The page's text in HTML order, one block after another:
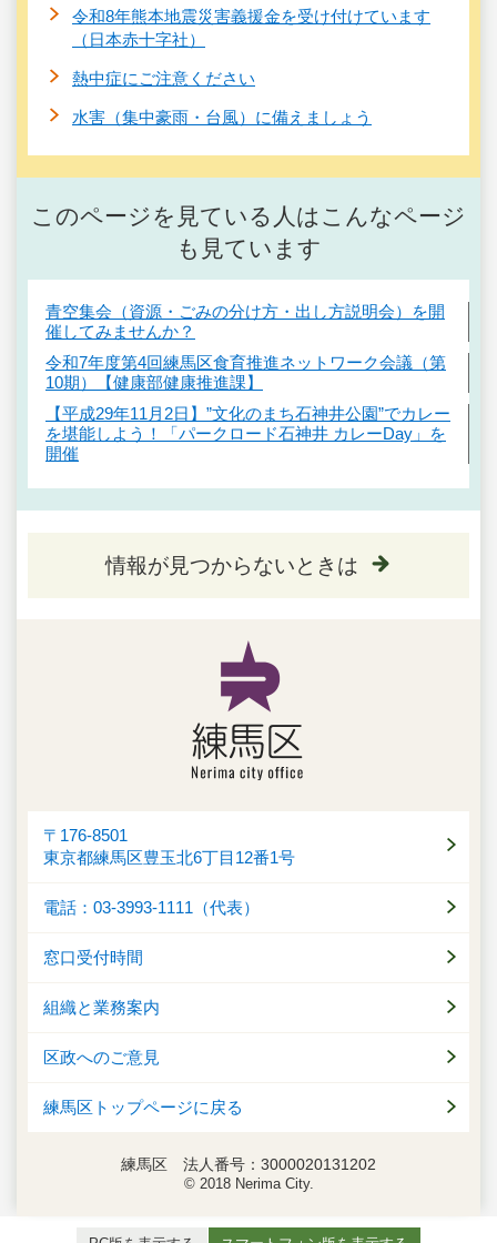
令和8年熊本地震災害義援金を受け付けています
（日本赤十字社）
熱中症にご注意ください
水害（集中豪雨・台風）に備えましょう
このページを見ている人はこんなページ
も見ています
青空集会（資源・ごみの分け方・出し方説明会）を開
催してみませんか？
令和7年度第4回練馬区食育推進ネットワーク会議（第
10期）【健康部健康推進課】
【平成29年11月2日】”文化のまち石神井公園”でカレー
を堪能しよう！「パークロード石神井 カレーDay」を
開催
情報が見つからないときは
〒176-8501
東京都練馬区豊玉北6丁目12番1号
電話：03-3993-1111（代表）
窓口受付時間
組織と業務案内
区政へのご意見
練馬区トップページに戻る
練馬区 法人番号：3000020131202
© 2018 Nerima City.